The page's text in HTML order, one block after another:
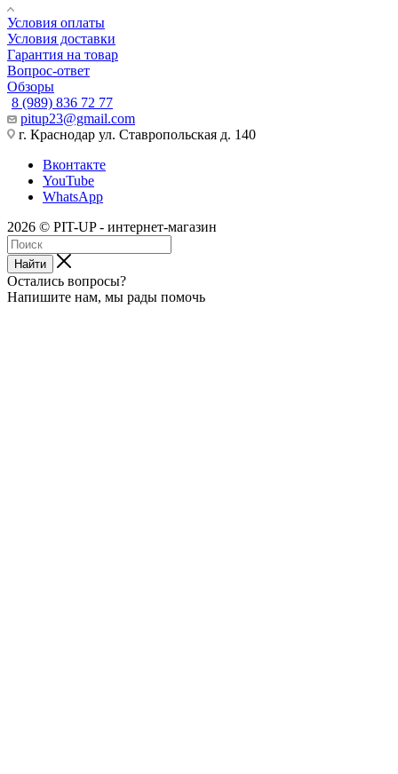
Условия оплаты
Условия доставки
Гарантия на товар
Вопрос-ответ
Обзоры
8 (989) 836 72 77
pitup23@gmail.com
г. Краснодар ул. Ставропольская д. 140
Вконтакте
YouTube
WhatsApp
2026 © PIT-UP - интернет-магазин
Найти
Остались вопросы?
Напишите нам, мы рады помочь